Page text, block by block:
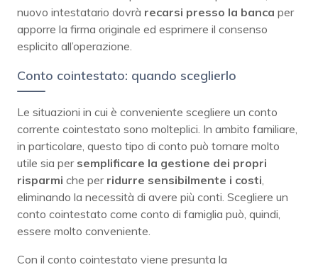
nuovo intestatario dovrà recarsi presso la banca per
apporre la firma originale ed esprimere il consenso
esplicito all’operazione.
Conto cointestato: quando sceglierlo
Le situazioni in cui è conveniente scegliere un conto
corrente cointestato sono molteplici. In ambito familiare,
in particolare, questo tipo di conto può tornare molto
utile sia per semplificare la gestione dei propri
risparmi che per ridurre sensibilmente i costi,
eliminando la necessità di avere più conti. Scegliere un
conto cointestato come conto di famiglia può, quindi,
essere molto conveniente.
Con il conto cointestato viene presunta la